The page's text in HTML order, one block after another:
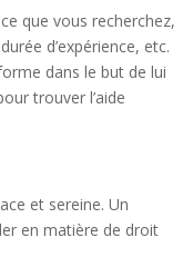
que vous recherchez,
d’expérience, etc.
dans le but de lui
trouver l’aide
et sereine. Un
en matière de droit